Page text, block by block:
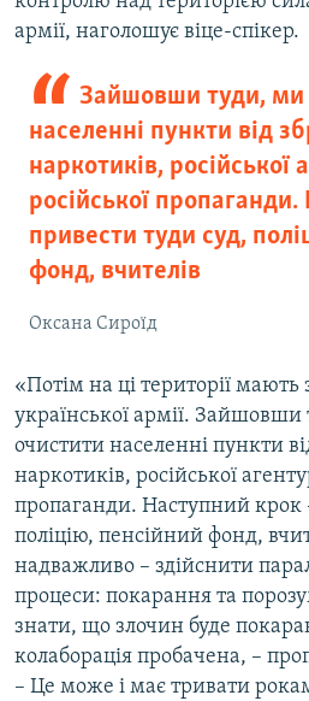
армії, наголошує віце-спікер.
Зайшовши туди, ми
населенні пункти від
наркотиків, російської
російської
привести туди суд,
фонд, вчителів
Оксана Сироїд
«Потім на ці території
української армії.
очистити населенні пункти
наркотиків, російської
пропаганди. Наступний крок
поліцію, пенсійний фонд,
надважливо – здійснити
процеси: покарання та
знати, що злочин буде
колаборація пробачена, –
– Це може і має тривати